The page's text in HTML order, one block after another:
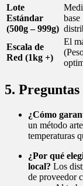
Lote
Estándar
(500g – 999g)
base
Escala de
Red (1kg +)
El
5.
¿Cómo
un método
temperaturas
¿Por qué
local? Los
de proveedor